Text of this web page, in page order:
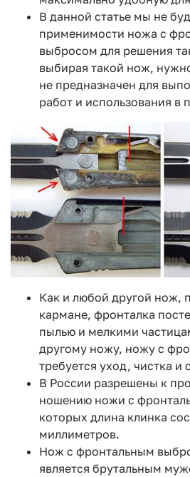
В данной статье мы не
применимости ножа с
выбросом для решения
выбирая такой нож,
не предназначен для
работ и использования в
Как и любой другой нож,
кармане, фронталка
пылью и мелкими
другому ножу, ножу с
требуется уход, чистка и
В России разрешены к
ношению ножи с
которых длина клинка
миллиметров.
Нож с фронтальным
является брутальным